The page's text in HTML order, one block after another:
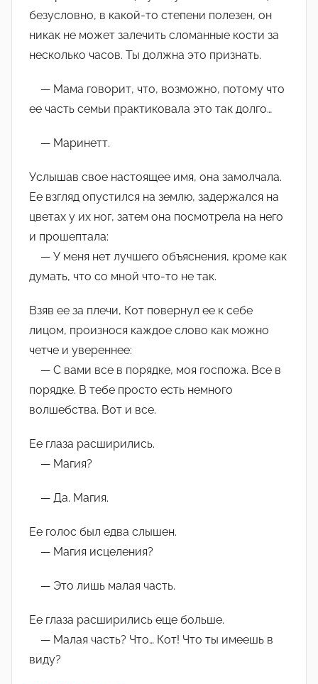
безусловно, в какой-то степени полезен, он
никак не может залечить сломанные кости за
несколько часов. Ты должна это признать.
— Мама говорит, что, возможно, потому что
ее часть семьи практиковала это так долго…
— Маринетт.
Услышав свое настоящее имя, она замолчала.
Ее взгляд опустился на землю, задержался на
цветах у их ног, затем она посмотрела на него
и прошептала:
— У меня нет лучшего объяснения, кроме как
думать, что со мной что-то не так.
Взяв ее за плечи, Кот повернул ее к себе
лицом, произнося каждое слово как можно
четче и увереннее:
— С вами все в порядке, моя госпожа. Все в
порядке. В тебе просто есть немного
волшебства. Вот и все.
Ее глаза расширились.
— Магия?
— Да. Магия.
Ее голос был едва слышен.
— Магия исцеления?
— Это лишь малая часть.
Ее глаза расширились еще больше.
— Малая часть? Что… Кот! Что ты имеешь в
виду?